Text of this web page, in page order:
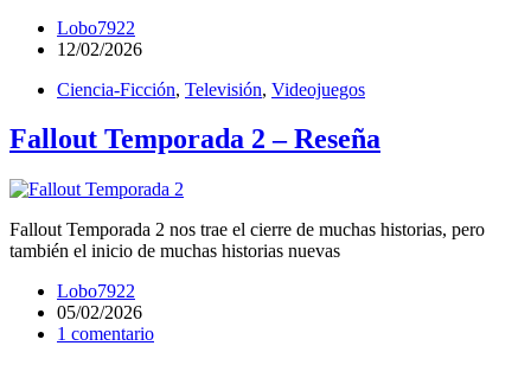
Lobo7922
12/02/2026
Ciencia-Ficción, Televisión, Videojuegos
Fallout Temporada 2 – Reseña
Fallout Temporada 2 nos trae el cierre de muchas historias, pero
también el inicio de muchas historias nuevas
Lobo7922
05/02/2026
1 comentario